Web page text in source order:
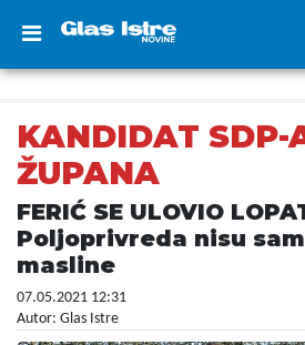
KANDIDAT SDP-
ŽUPANA
FERIĆ SE ULOVIO
Poljoprivreda nisu
masline
07.05.2021 12:31
Autor: Glas Istre